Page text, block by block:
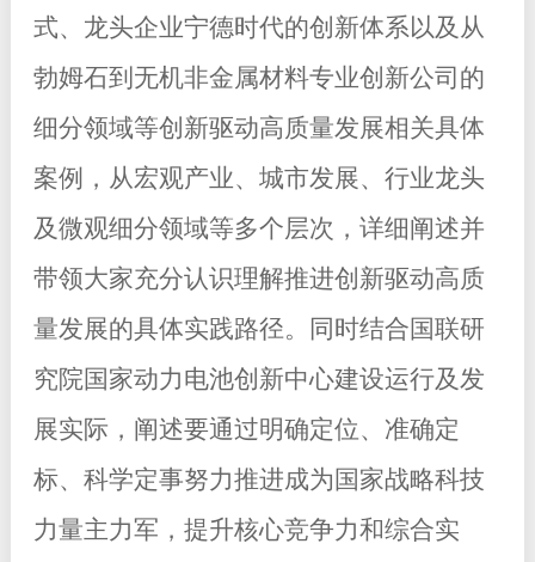
式、龙头企业宁德时代的创新体系以及从
勃姆石到无机非金属材料专业创新公司的
细分领域等创新驱动高质量发展相关具体
案例，从宏观产业、城市发展、行业龙头
及微观细分领域等多个层次，详细阐述并
带领大家充分认识理解推进创新驱动高质
量发展的具体实践路径。同时结合国联研
究院国家动力电池创新中心建设运行及发
展实际，阐述要通过明确定位、准确定
标、科学定事努力推进成为国家战略科技
力量主力军，提升核心竞争力和综合实